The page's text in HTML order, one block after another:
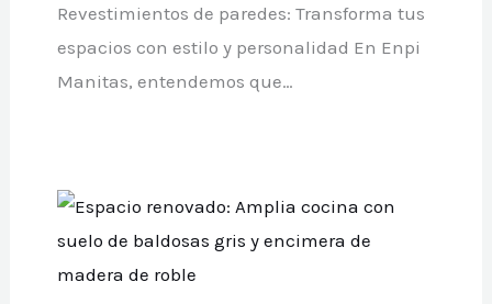
Revestimientos de paredes: Transforma tus
espacios con estilo y personalidad En Enpi
Manitas, entendemos que…